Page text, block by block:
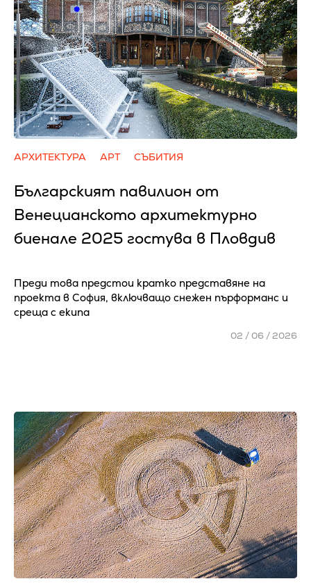
АРХИТЕКТУРА АРТ СЪБИТИЯ
Българският павилион от
Венецианското архитектурно
биенале 2025 гостува в Пловдив
Преди това предстои кратко представяне на
проекта в София, включващо снежен пърформанс и
среща с екипа
02 / 06 / 2026